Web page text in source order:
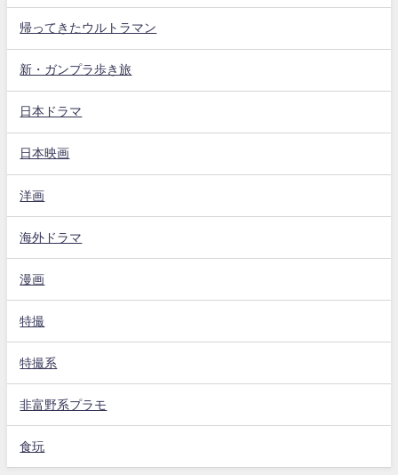
帰ってきたウルトラマン
新・ガンプラ歩き旅
日本ドラマ
日本映画
洋画
海外ドラマ
漫画
特撮
特撮系
非富野系プラモ
食玩